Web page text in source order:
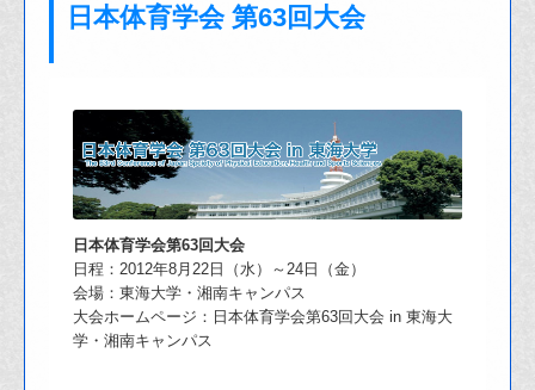
日本体育学会 第63回大会
日本体育学会第63回大会
日程：2012年8月22日（水）～24日（金）
会場：東海大学・湘南キャンパス
大会ホームページ：日本体育学会第63回大会 in 東海大
学・湘南キャンパス